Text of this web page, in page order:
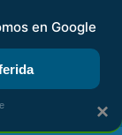
RENTA
×
en Google